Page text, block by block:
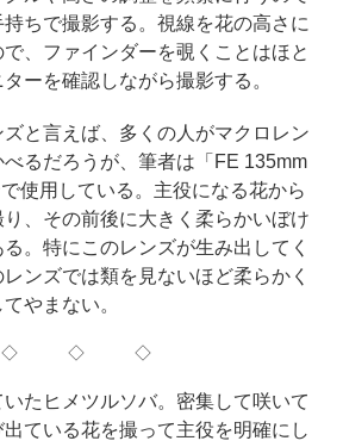
ちで撮影する。視線を花の高さに
、ファインダーを覗くことはほと
ーを確認しながら撮影する。
と言えば、多くの人がマクロレン
るだろうが、筆者は「FE 135mm
使用している。主役になる花から
、その前後に大きく柔らかいぼけ
。特にこのレンズが生み出してく
ンズでは類を見ないほど柔らかく
やまない。
◇ ◇ ◇
たヒメツルソバ。密集して咲いて
ている花を撮って主役を明確にし